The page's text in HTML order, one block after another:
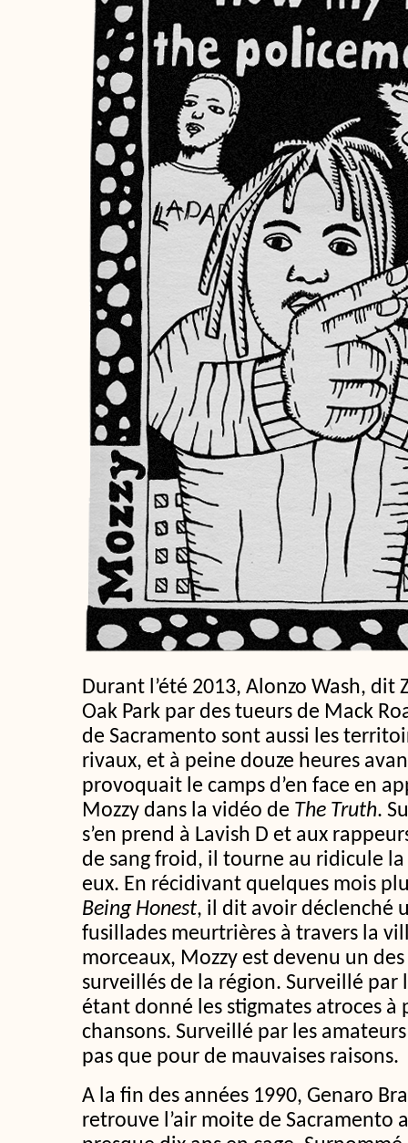
Durant l’été 2013, Alonzo Wash, dit
Oak Park par des tueurs de Mack
de Sacramento sont aussi les
rivaux, et à peine douze heures
provoquait le camps d’en face en
Mozzy dans la vidéo de The Truth.
s’en prend à Lavish D et aux
de sang froid, il tourne au ridicule la
eux. En récidivant quelques mois
Being Honest, il dit avoir déclenché
fusillades meurtrières à travers la
morceaux, Mozzy est devenu un
surveillés de la région. Surveillé
étant donné les stigmates atroces à
chansons. Surveillé par les
pas que pour de mauvaises raisons.
A la fin des années 1990, Genaro
retrouve l’air moite de Sacramento